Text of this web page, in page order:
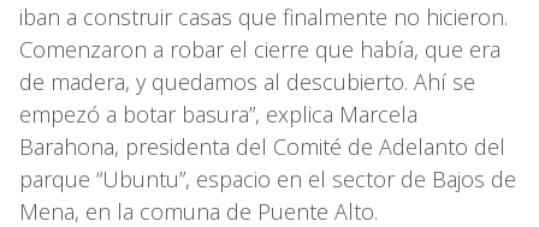
iban a construir casas que finalmente no hicieron.
Comenzaron a robar el cierre que había, que era
de madera, y quedamos al descubierto. Ahí se
empezó a botar basura”, explica Marcela
Barahona, presidenta del Comité de Adelanto del
parque “Ubuntu”, espacio en el sector de Bajos de
Mena, en la comuna de Puente Alto.